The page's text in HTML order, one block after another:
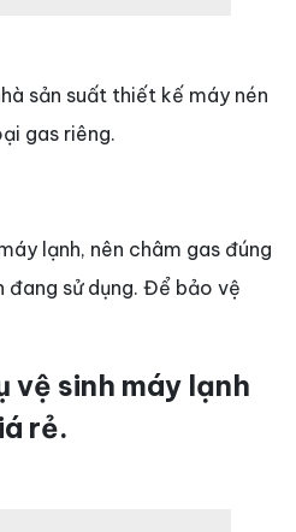
sản suất thiết kế máy nén
gas riêng.
lạnh, nên châm gas đúng
đang sử dụng. Để bảo vệ
vệ sinh máy lạnh
rẻ.